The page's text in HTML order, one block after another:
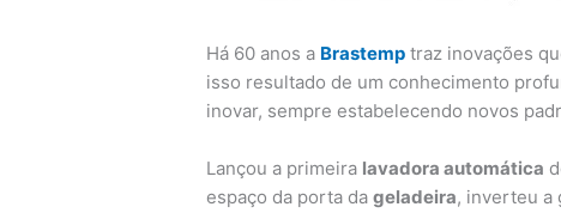
Há 60 anos a Brastemp traz inovações
isso resultado de um conhecimento
inovar, sempre estabelecendo novos
Lançou a primeira lavadora automática
espaço da porta dageladeira, inverteu a